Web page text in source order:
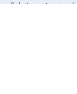
Solutions